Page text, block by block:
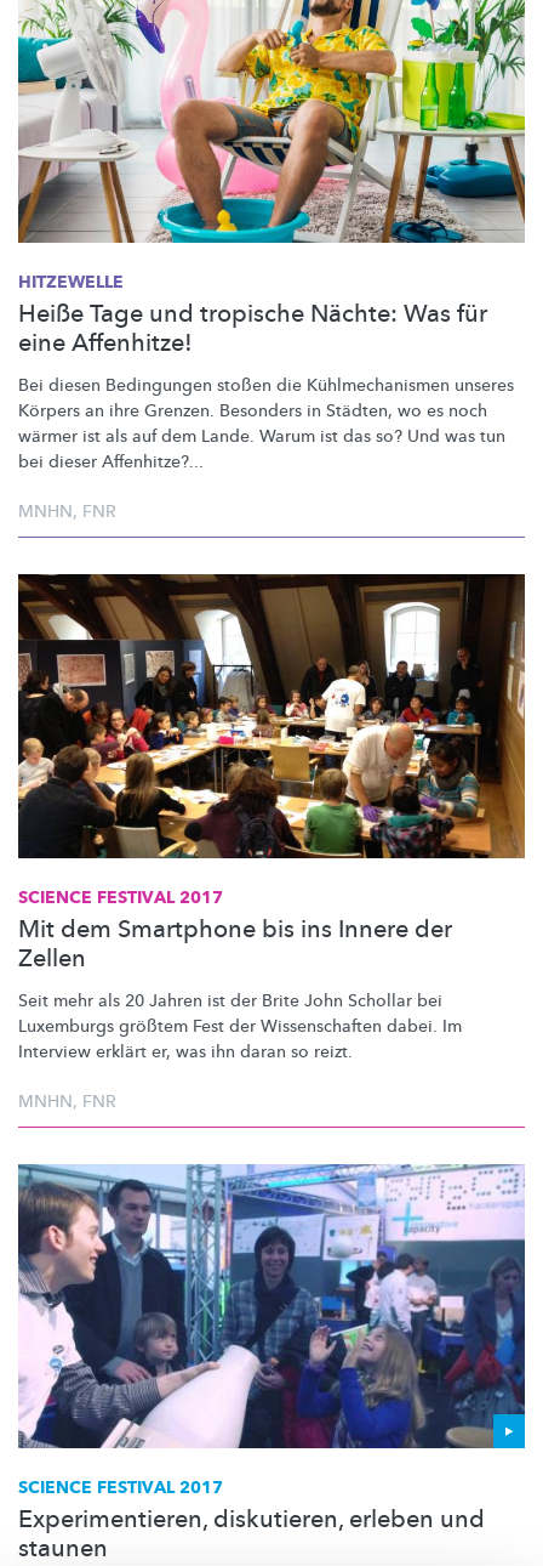
HITZEWELLE
Heiße Tage und tropische Nächte: Was für
eine Affenhitze!
Bei diesen Bedingungen stoßen die Kühlmechanismen unseres
Körpers an ihre Grenzen. Besonders in Städten, wo es noch
wärmer ist als auf dem Lande. Warum ist das so? Und was tun
bei dieser Affenhitze?...
MNHN, FNR
SCIENCE FESTIVAL 2017
Mit dem Smartphone bis ins Innere der
Zellen
Seit mehr als 20 Jahren ist der Brite John Schollar bei
Luxemburgs größtem Fest der Wissenschaften dabei. Im
Interview erklärt er, was ihn daran so reizt.
MNHN, FNR
SCIENCE FESTIVAL 2017
Experimentieren, diskutieren, erleben und
staunen